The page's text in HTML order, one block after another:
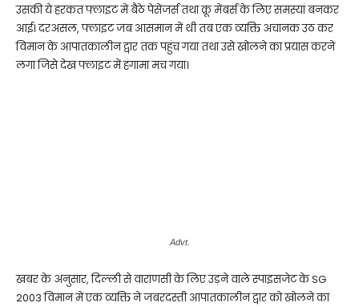
उसकी ये हरकत फ्लाइट में बैठे पेसेंजर्स तथा क्रू मेंबर्स के लिए समस्यां बनकर
आई। दरअसल, फ्लाइट जब आसमान में थी तब एक व्यक्ति अचानक उठ कर
विमान के आपातकालीन द्वार तक पहुंच गया तथा उसे खोलने का प्रयास करने
लगा जिसे देख फ्लाइट में हंगामा मच गया।
Advt.
खबर के अनुसार, दिल्ली से वाराणसी के लिए उड़ने वाले स्पाइसजेट के SG
2003 विमान में एक व्यक्ति ने जबरदस्ती आपातकालीन द्वार को खोलने का